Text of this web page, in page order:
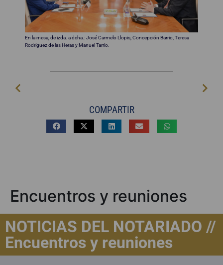
En la mesa, de izda. a dcha.: José Carmelo Llopis, Concepción Barrio, Teresa
Rodríguez de las Heras y Manuel Tarrío.
COMPARTIR
Encuentros y reuniones
NOTICIAS DEL NOTARIADO //
Encuentros y reuniones